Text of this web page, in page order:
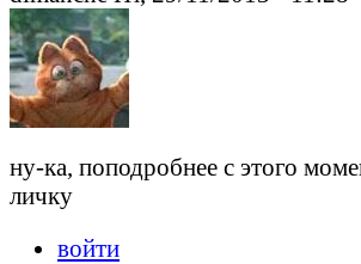
ну-ка, поподробнее с этого
личку
войти